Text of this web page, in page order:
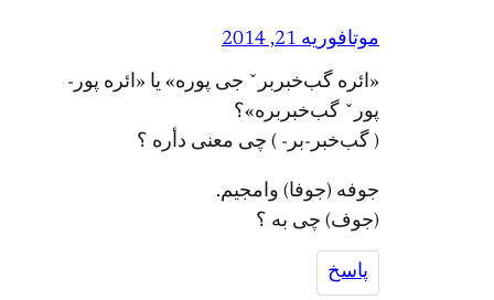
موتافوریه 21, 2014
«ائره گب‌خبربرˇ جی پوره» یا «ائره پور-
پورˇ گب‌خبربره»؟
( گب‌خبر-بر- ) چی معنی دأره ؟
جوفه (جوفا) وامجیم.
(جوف) چی به ؟
پاسخ